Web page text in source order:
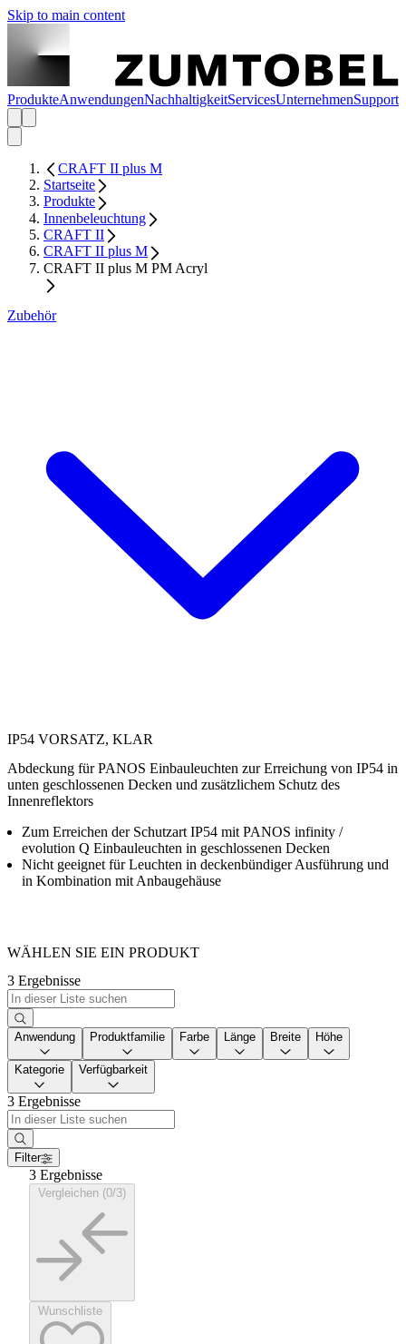
Skip to main content
ProdukteAnwendungenNachhaltigkeitServicesUnternehmenSupport
CRAFT II plus M
Startseite
Produkte
Innenbeleuchtung
CRAFT II
CRAFT II plus M
CRAFT II plus M PM Acryl
Zubehör
IP54 VORSATZ, KLAR
Abdeckung für PANOS Einbauleuchten zur Erreichung von IP54 in
unten geschlossenen Decken und zusätzlichem Schutz des
Innenreflektors
Zum Erreichen der Schutzart IP54 mit PANOS infinity /
evolution Q Einbauleuchten in geschlossenen Decken
Nicht geeignet für Leuchten in deckenbündiger Ausführung und
in Kombination mit Anbaugehäuse
WÄHLEN SIE EIN PRODUKT
3 Ergebnisse
Anwendung Produktfamilie Farbe Länge Breite Höhe
Kategorie Verfügbarkeit
3 Ergebnisse
Filter
3 Ergebnisse